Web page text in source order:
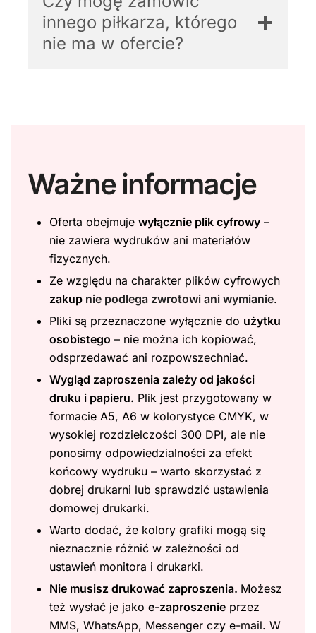
innego piłkarza, którego
nie ma w ofercie?
Ważne informacje
Oferta obejmuje wyłącznie plik cyfrowy –
nie zawiera wydruków ani materiałów
fizycznych.
Ze względu na charakter plików cyfrowych
zakup nie podlega zwrotowi ani wymianie.
Pliki są przeznaczone wyłącznie do użytku
osobistego – nie można ich kopiować,
odsprzedawać ani rozpowszechniać.
Wygląd zaproszenia zależy od jakości
druku i papieru. Plik jest przygotowany w
formacie A5, A6 w kolorystyce CMYK, w
wysokiej rozdzielczości 300 DPI, ale nie
ponosimy odpowiedzialności za efekt
końcowy wydruku – warto skorzystać z
dobrej drukarni lub sprawdzić ustawienia
domowej drukarki.
Warto dodać, że kolory grafiki mogą się
nieznacznie różnić w zależności od
ustawień monitora i drukarki.
Nie musisz drukować zaproszenia. Możesz
też wysłać je jako e-zaproszenie przez
MMS, WhatsApp, Messenger czy e-mail. W